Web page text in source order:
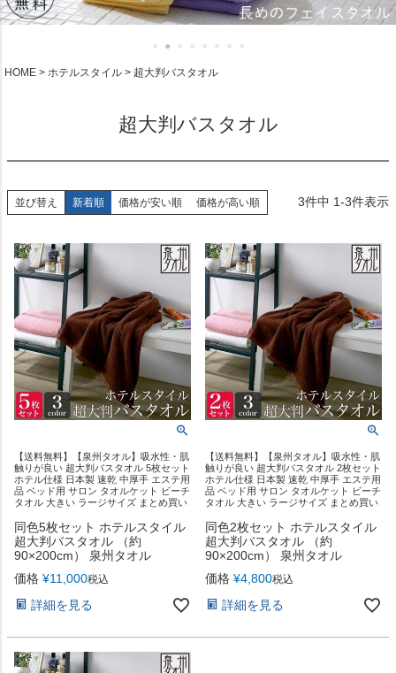
HOME ホテルスタイル 超大判バスタオル
超大判バスタオル
並び替え 新着順 価格が安い順 価格が高い順 3件中 1-3件表示
【送料無料】【泉州タオル】吸水性・肌
触りが良い 超大判バスタオル 5枚セット
ホテル仕様 日本製 速乾 中厚手 エステ用
品 ベッド用 サロン タオルケット ビーチ
タオル 大きい ラージサイズ まとめ買い
同色5枚セット ホテルスタイル
超大判バスタオル （約
90×200cm） 泉州タオル
価格 ¥11,000税込
詳細を見る
【送料無料】【泉州タオル】吸水性・肌
触りが良い 超大判バスタオル 2枚セット
ホテル仕様 日本製 速乾 中厚手 エステ用
品 ベッド用 サロン タオルケット ビーチ
タオル 大きい ラージサイズ まとめ買い
同色2枚セット ホテルスタイル
超大判バスタオル （約
90×200cm） 泉州タオル
価格 ¥4,800税込
詳細を見る